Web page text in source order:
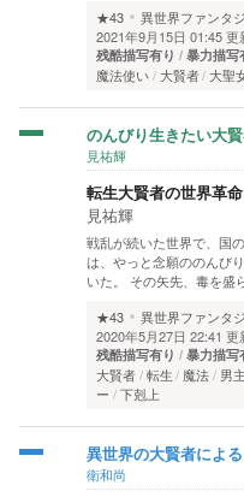
★43
異世界ファンタ
2021年9月15日 01:45 更
残酷描写有り 暴力描写
魔法使い 大賢者 大聖
のんびり生きたい大
見祐輝
転生大賢者の世界革
見祐輝
戦乱が続いた世界で、国
は、やっと念願ののんび
いた。 その矢先、毒を
★43
異世界ファンタ
2020年5月27日 22:41 更
残酷描写有り 暴力描写
大賢者 転生 魔法 男
ー
下剋上
異世界の大賢者によ
衛和尚